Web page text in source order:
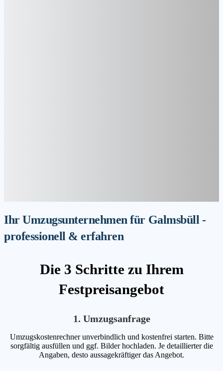
Ihr Umzugsunternehmen für Galmsbüll -
professionell & erfahren
Die 3 Schritte zu Ihrem
Festpreisangebot
1. Umzugsanfrage
Umzugskostenrechner unverbindlich und kostenfrei starten. Bitte
sorgfältig ausfüllen und ggf. Bilder hochladen. Je detaillierter die
Angaben, desto aussagekräftiger das Angebot.